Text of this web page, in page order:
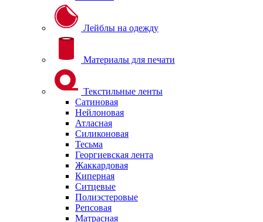
Лейблы на одежду
Материалы для печати
Текстильные ленты
Сатиновая
Нейлоновая
Атласная
Силиконовая
Тесьма
Георгиевская лента
Жаккардовая
Киперная
Ситцевые
Полиэстеровые
Репсовая
Матрасная